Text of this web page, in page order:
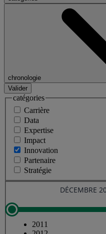
chronologie
Valider
catégories
Carrière
Data
Expertise
Impact
Innovation
Partenaire
Stratégie
2011